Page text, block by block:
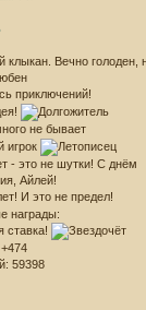
награды:
+474
59398